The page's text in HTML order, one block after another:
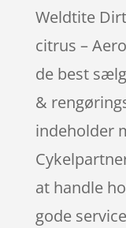
Weldtite
citrus –
de best
&
indeholder
at handle
gode